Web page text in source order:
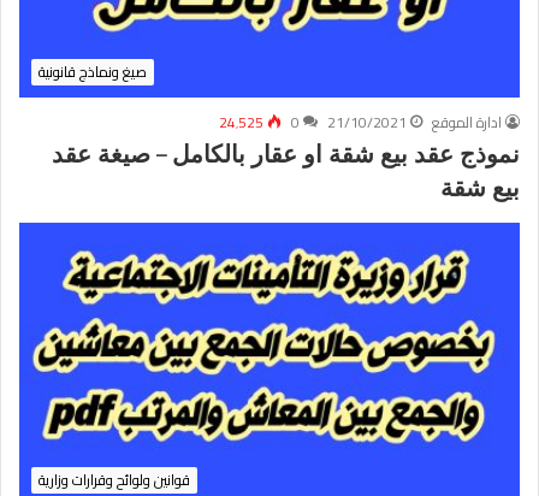
صيغ ونماذج قانونية
ادارة الموقع
21/10/2021
0 24٬525
نموذج عقد بيع شقة او عقار بالكامل – صيغة عقد
بيع شقة
قوانين ولوائح وقرارات وزارية